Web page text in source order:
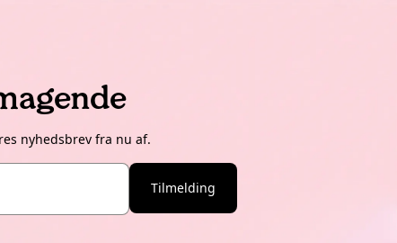
nyhedsbrev fra nu af.
Tilmelding